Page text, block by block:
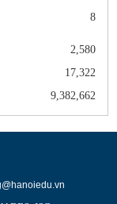
8
2,580
17,322
9,382,662